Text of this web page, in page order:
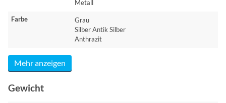
Metall
Farbe
Grau
Silber Antik Silber
Anthrazit
Mehr anzeigen
Gewicht